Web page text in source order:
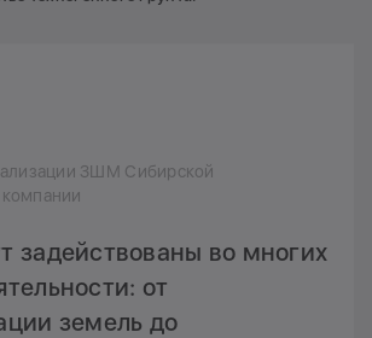
ЗШМ Сибирской
задействованы во многих
от
земель до